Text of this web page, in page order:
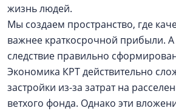
жизнь людей.
Мы создаем пространство, где
важнее краткосрочной прибыли.
следствие правильно
Экономика КРТ действительно
застройки из-за затрат на
ветхого фонда. Однако эти